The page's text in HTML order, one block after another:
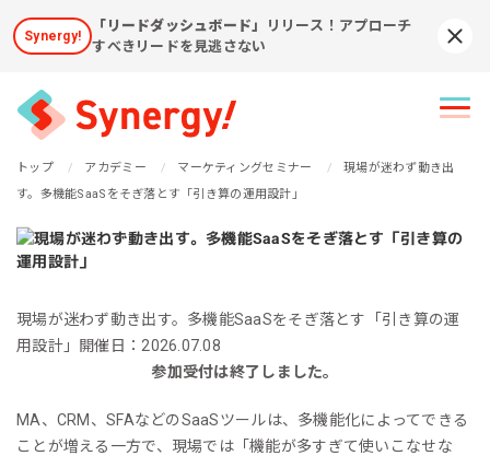
Synergy!
「リードダッシュボード」
リリース！アプローチ
すべきリードを見逃さない
トップ アカデミー マーケティングセミナー
現場が迷わず動き出
す。多機能SaaSをそぎ落とす「引き算の運用設計」
現場が迷わず動き出す。多機能SaaSをそぎ落とす「引き算の運
用設計」
開催日：2026.07.08
参加受付は終了しました。
MA、CRM、SFAなどのSaaSツールは、多機能化によってできる
ことが増える一方で、現場では「機能が多すぎて使いこなせな